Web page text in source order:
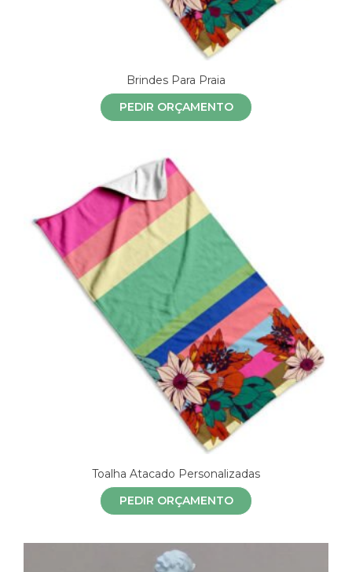
Brindes Para Praia
PEDIR ORÇAMENTO
Toalha Atacado Personalizadas
PEDIR ORÇAMENTO